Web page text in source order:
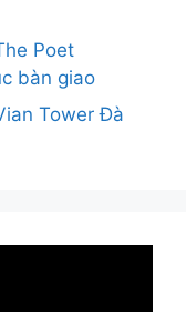
Poet
bàn giao
Tower Đà